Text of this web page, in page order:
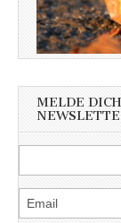
MELDE